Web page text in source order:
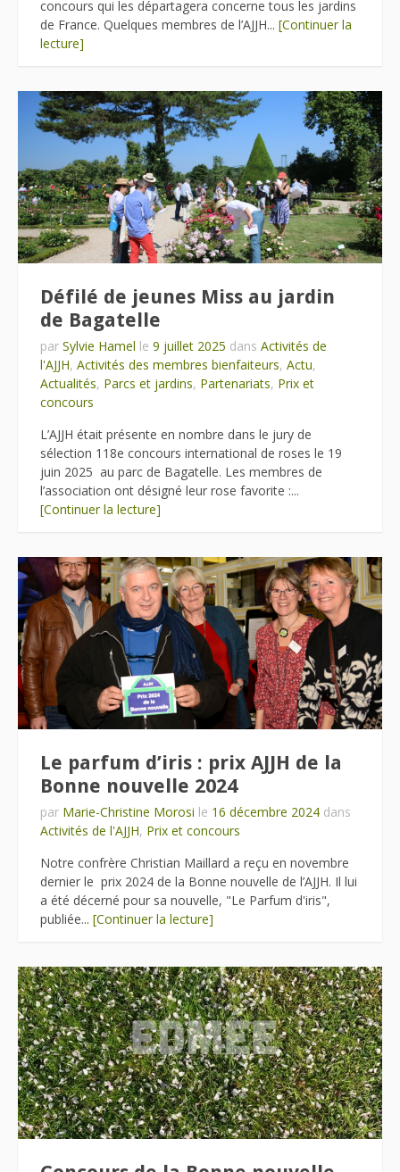
concours qui les départagera concerne tous les jardins
de France. Quelques membres de l’AJJH... [Continuer la
lecture]
Défilé de jeunes Miss au jardin
de Bagatelle
par Sylvie Hamel le 9 juillet 2025 dans Activités de
l'AJJH, Activités des membres bienfaiteurs, Actu,
Actualités, Parcs et jardins, Partenariats, Prix et
concours
L’AJJH était présente en nombre dans le jury de
sélection 118e concours international de roses le 19
juin 2025 au parc de Bagatelle. Les membres de
l’association ont désigné leur rose favorite :...
[Continuer la lecture]
Le parfum d’iris : prix AJJH de la
Bonne nouvelle 2024
par Marie-Christine Morosi le 16 décembre 2024 dans
Activités de l'AJJH, Prix et concours
Notre confrère Christian Maillard a reçu en novembre
dernier le prix 2024 de la Bonne nouvelle de l’AJJH. Il lui
a été décerné pour sa nouvelle, "Le Parfum d'iris",
publiée... [Continuer la lecture]